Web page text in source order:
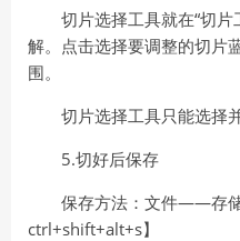
切片选择工具就在“切
解。点击选择要调整的切片
围。
切片选择工具只能选择
5.切好后保存
保存方法：文件——存
ctrl+shift+alt+s】